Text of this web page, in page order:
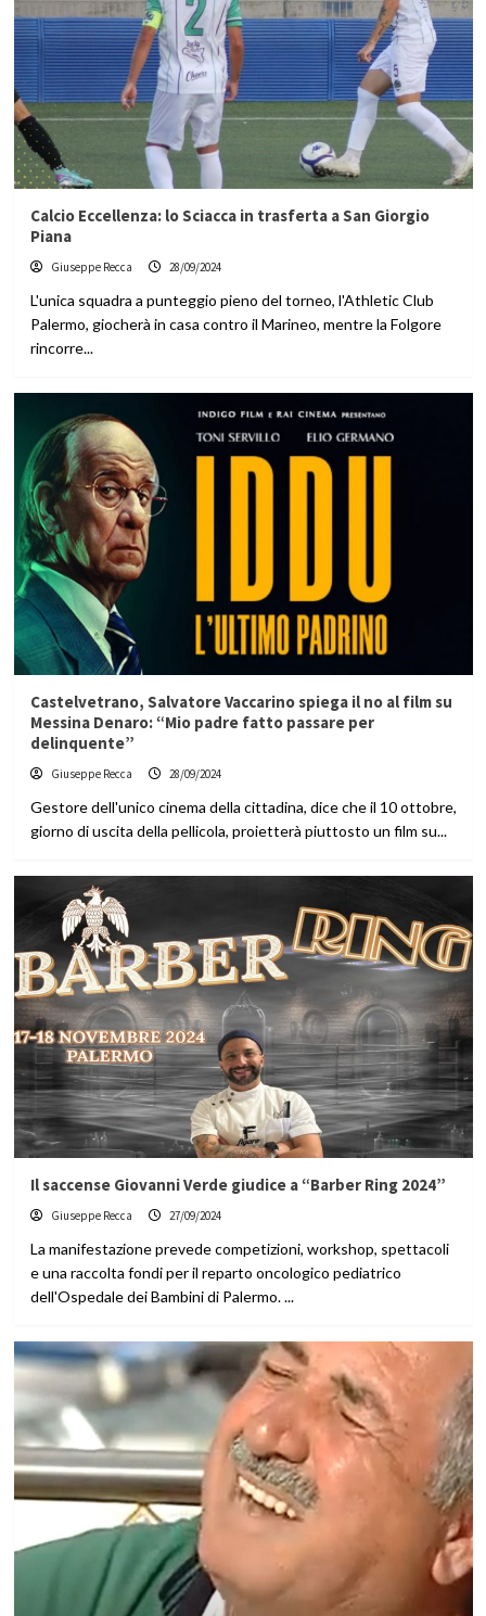
Calcio Eccellenza: lo Sciacca in trasferta a San Giorgio
Piana
Giuseppe Recca 28/09/2024
L'unica squadra a punteggio pieno del torneo, l'Athletic Club
Palermo, giocherà in casa contro il Marineo, mentre la Folgore
rincorre...
Castelvetrano, Salvatore Vaccarino spiega il no al film su
Messina Denaro: “Mio padre fatto passare per
delinquente”
Giuseppe Recca 28/09/2024
Gestore dell'unico cinema della cittadina, dice che il 10 ottobre,
giorno di uscita della pellicola, proietterà piuttosto un film su...
Il saccense Giovanni Verde giudice a “Barber Ring 2024”
Giuseppe Recca 27/09/2024
La manifestazione prevede competizioni, workshop, spettacoli
e una raccolta fondi per il reparto oncologico pediatrico
dell'Ospedale dei Bambini di Palermo. ...